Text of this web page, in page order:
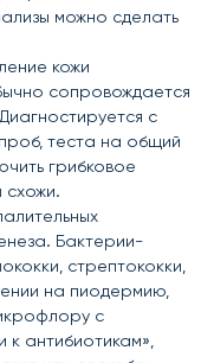
можно сделать
кожи
сопровождается
с
теста на общий
грибковое
схожи.
Бактерии-
стрептококки,
на пиодермию,
с
к антибиотикам»,